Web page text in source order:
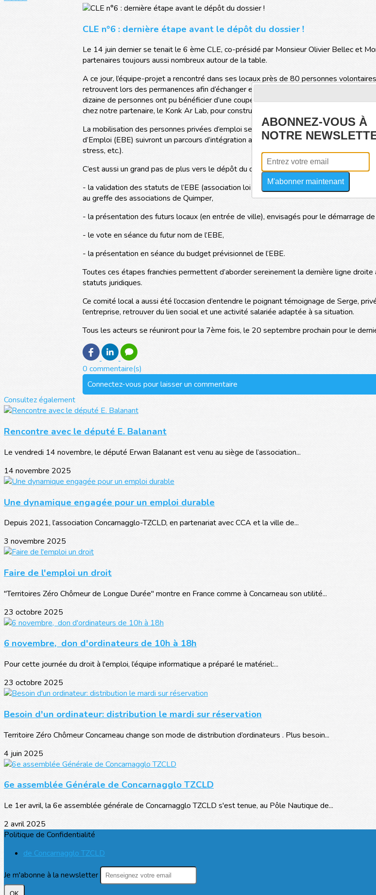
CLE n°6 : dernière étape avant le dépôt du dossier !
Le 14 juin dernier se tenait le 6 ème CLE, co-présidé par Monsieur Olivier Bellec et
partenaires toujours aussi nombreux autour de la table.
A ce jour, l’équipe-projet a rencontré dans ses locaux près de 80 personnes
retrouvent lors des permanences afin d’échanger et de construire l’avenir du projet.
dizaine de personnes ont pu bénéficier d’une coupe de cheveux. Parallèlement, un
chez notre partenaire, le Konk Ar Lab, pour construire les 2 coiffeuses nécessaires à
La mobilisation des personnes privées d’emploi sera d’autant plus forte à compter de
d’Emploi (EBE) suivront un parcours d’intégration autour des valeurs de la future
stress, etc.).
C’est aussi un grand pas de plus vers le dépôt du dossier, notamment grâce à :
- la validation des statuts de l’EBE (association loi 1901) en Comité de pilotage puis
au greffe des associations de Quimper,
- la présentation des futurs locaux (en entrée de ville), envisagés pour le démarrage
- le vote en séance du futur nom de l’EBE,
- la présentation en séance du budget prévisionnel de l’EBE.
Toutes ces étapes franchies permettent d’aborder sereinement la dernière ligne
statuts juridiques.
Ce comité local a aussi été l’occasion d’entendre le poignant témoignage de Serge,
l’entreprise, retrouver du lien social et une activité salariée adaptée à sa situation.
Tous les acteurs se réuniront pour la 7ème fois, le 20 septembre prochain pour le
0 commentaire(s)
Connectez-vous pour laisser un commentaire
Consultez également
Rencontre avec le député E. Balanant
Le vendredi 14 novembre, le député Erwan Balanant est venu au siège de l’association...
14 novembre 2025
Une dynamique engagée pour un emploi durable
Depuis 2021, l’association Concarnagglo-TZCLD, en partenariat avec CCA et la ville de...
3 novembre 2025
Faire de l'emploi un droit
"Territoires Zéro Chômeur de Longue Durée" montre en France comme à Concarneau son utilité...
23 octobre 2025
6 novembre, don d'ordinateurs de 10h à 18h
Pour cette journée du droit à l'emploi, l’équipe informatique a préparé le matériel:...
23 octobre 2025
Besoin d'un ordinateur: distribution le mardi sur réservation
Territoire Zéro Chômeur Concarneau change son mode de distribution d’ordinateurs . Plus besoin...
4 juin 2025
6e assemblée Générale de Concarnagglo TZCLD
Le 1er avril, la 6e assemblée générale de Concarnagglo TZCLD s'est tenue, au Pôle Nautique de...
2 avril 2025
Politique de Confidentialité
de Concarnagglo TZCLD
Je m'abonne à la newsletter
ABONNEZ-VOUS À
NOTRE
M'abonner maintenant